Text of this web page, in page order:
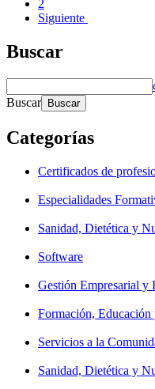
2
Siguiente
Buscar
Buscar
Categorías
Certificados de
Especialidades
Sanidad, Dietética y
Software
Gestión Empresarial y
Formación,
Servicios a la
Sanidad, Dietética y